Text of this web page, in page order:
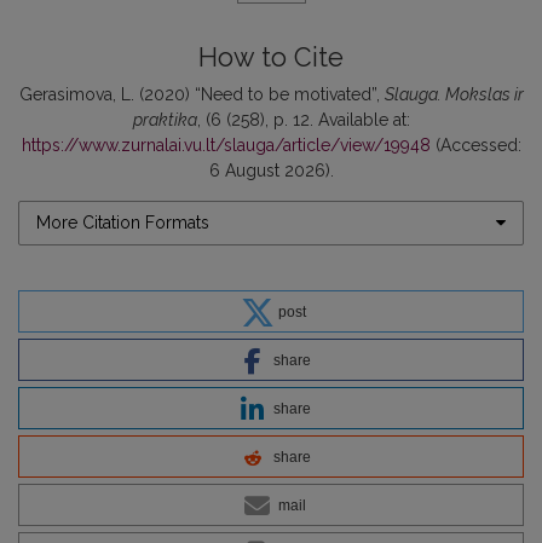
How to Cite
Gerasimova, L. (2020) “Need to be motivated”, Slauga. Mokslas ir
praktika, (6 (258), p. 12. Available at:
https://www.zurnalai.vu.lt/slauga/article/view/19948 (Accessed:
6 August 2026).
More Citation Formats
post
share
share
share
mail